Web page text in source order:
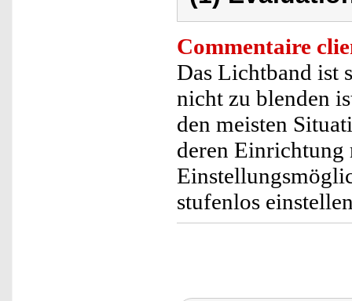
Commentaire
Das Lichtband ist
nicht zu blenden
den meisten
deren Einrichtung
stufenlos